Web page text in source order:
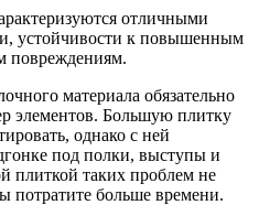
отличными
устойчивости к повышенным
повреждениям.
материала обязательно
элементов. Большую плитку
однако с ней
под полки, выступы и
плиткой таких проблем не
потратите больше времени.